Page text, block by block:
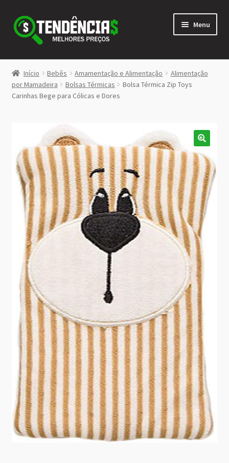
Pular
para
navegação
Pular
para
conteúdo
Menu
LOJA
<>
Início Bebês Amamentação e Alimentação
Alimentação
por Mamadeira
Bolsas Térmicas
Bolsa Térmica Zip Toys
Carinhas Bege para Cólicas e Dores